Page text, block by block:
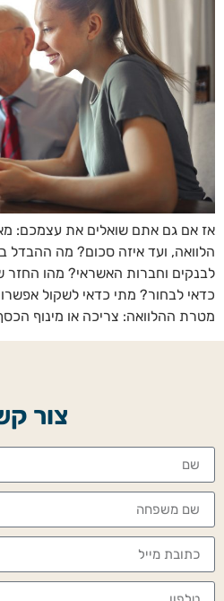
אז אם גם אתם שואלים את עצמכם:
הלוואה, ועד איזה סכום? מה ההבדל
לבנקים וחברות האשראי? מהו החזר
כדאי לבחור? מתי כדאי לשקול
מטרת ההלוואה: צריכה או מינוף
צור